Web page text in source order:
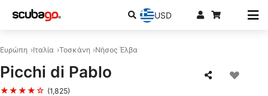
USD
Ευρώπη Ιταλία Τοσκάνη Νήσος Έλβα
Picchi di Pablo
★★★★☆ (1,825)